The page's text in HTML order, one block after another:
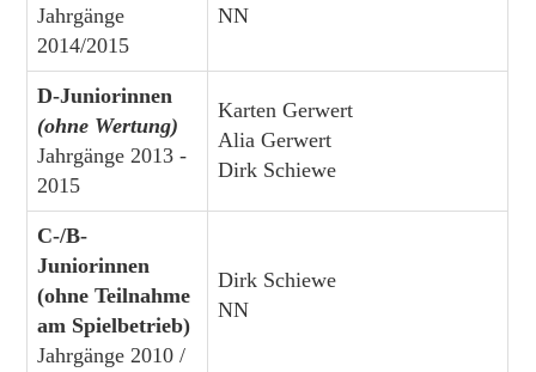
Jahrgänge
2014/2015
NN
D-Juniorinnen
(ohne Wertung)
Jahrgänge 2013 -
2015
Karten Gerwert
Alia Gerwert
Dirk Schiewe
C-/B-
Juniorinnen
(ohne Teilnahme
am Spielbetrieb)
Jahrgänge 2010 /
Dirk Schiewe
NN